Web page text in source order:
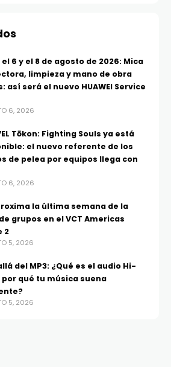
el 6 y el 8 de agosto de 2026: Mica
limpieza y mano de obra
así será el nuevo HUAWEI Service
6, 2026
Tōkon: Fighting Souls ya está
el nuevo referente de los
de pelea por equipos llega con
6, 2026
la última semana de la
grupos en el VCT Americas
2
5, 2026
del MP3: ¿Qué es el audio Hi-
por qué tu música suena
5, 2026